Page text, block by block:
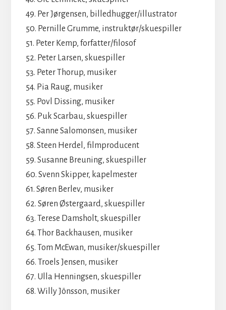
49. Per Jørgensen, billedhugger/illustrator
50. Pernille Grumme, instruktør/skuespiller
51. Peter Kemp, forfatter/filosof
52. Peter Larsen, skuespiller
53. Peter Thorup, musiker
54. Pia Raug, musiker
55. Povl Dissing, musiker
56. Puk Scarbau, skuespiller
57. Sanne Salomonsen, musiker
58. Steen Herdel, filmproducent
59. Susanne Breuning, skuespiller
60. Svenn Skipper, kapelmester
61. Søren Berlev, musiker
62. Søren Østergaard, skuespiller
63. Terese Damsholt, skuespiller
64. Thor Backhausen, musiker
65. Tom McEwan, musiker/skuespiller
66. Troels Jensen, musiker
67. Ulla Henningsen, skuespiller
68. Willy Jönsson, musiker